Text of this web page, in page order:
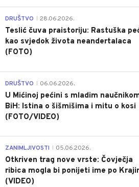
DRUŠTVO 28.06.2026.
Teslić čuva praistoriju: Rastuška
kao svjedok života neandertalaca
(FOTO)
DRUŠTVO 06.06.2026.
U Mićinoj pećini s mladim
BiH: Istina o šišmišima i mitu o kosi
(FOTO/VIDEO)
ZANIMLJIVOSTI 05.06.2026.
Otkriven trag nove vrste: Čovječja
ribica mogla bi ponijeti ime po
(VIDEO)